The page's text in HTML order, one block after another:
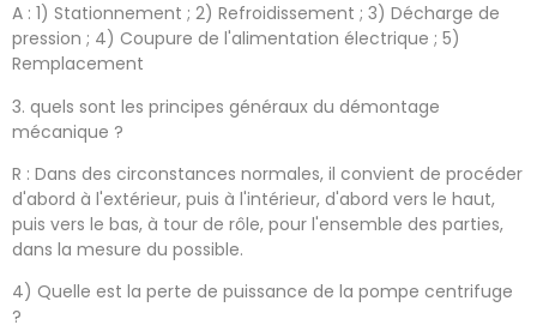
A : 1) Stationnement ; 2) Refroidissement ; 3) Décharge de
pression ; 4) Coupure de l'alimentation électrique ; 5)
Remplacement
3. quels sont les principes généraux du démontage
mécanique ?
R : Dans des circonstances normales, il convient de procéder
d'abord à l'extérieur, puis à l'intérieur, d'abord vers le haut,
puis vers le bas, à tour de rôle, pour l'ensemble des parties,
dans la mesure du possible.
4) Quelle est la perte de puissance de la pompe centrifuge
?